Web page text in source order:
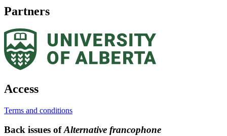
Partners
Access
Terms and conditions
Back issues ofAlternative francophone